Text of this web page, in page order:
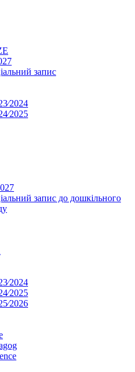
запис
запис до дошкільного